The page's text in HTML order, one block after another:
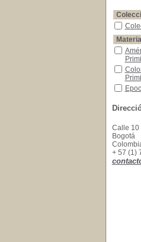
Epoca
Historia
Calle 10
Bogotá
+ 57 (1)